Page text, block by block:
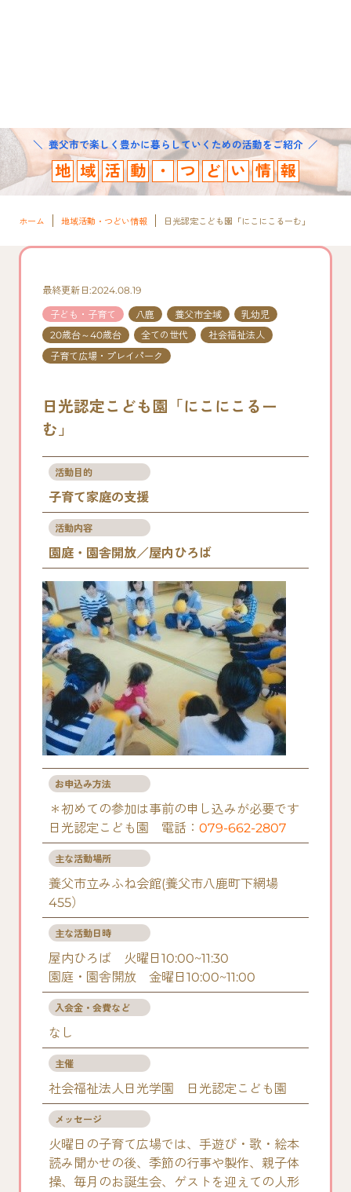
養父市で楽しく豊かに暮らしていくための活動をご紹介
地 域 活 動 ・ つ ど い 情 報
ホーム 地域活動・つどい情報 日光認定こども園「にこにこるーむ」
最終更新日:2024.08.19
子ども・子育て 八鹿 養父市全域
乳幼児
20歳台～40歳台
全ての世代
社会福祉法人
子育て広場・プレイパーク
日光認定こども園「にこにこるー
む」
活動目的
子育て家庭の支援
活動内容
園庭・園舎開放／屋内ひろば
お申込み方法
＊初めての参加は事前の申し込みが必要です
日光認定こども園 電話：079-662-2807
主な活動場所
養父市立みふね会館(養父市八鹿町下網場
455）
主な活動日時
屋内ひろば 火曜日10:00~11:30
園庭・園舎開放 金曜日10:00~11:00
入会金・会費など
なし
主催
社会福祉法人日光学園 日光認定こども園
メッセージ
火曜日の子育て広場では、手遊び・歌・絵本
読み聞かせの後、季節の行事や製作、親子体
操、毎月のお誕生会、ゲストを迎えての人形